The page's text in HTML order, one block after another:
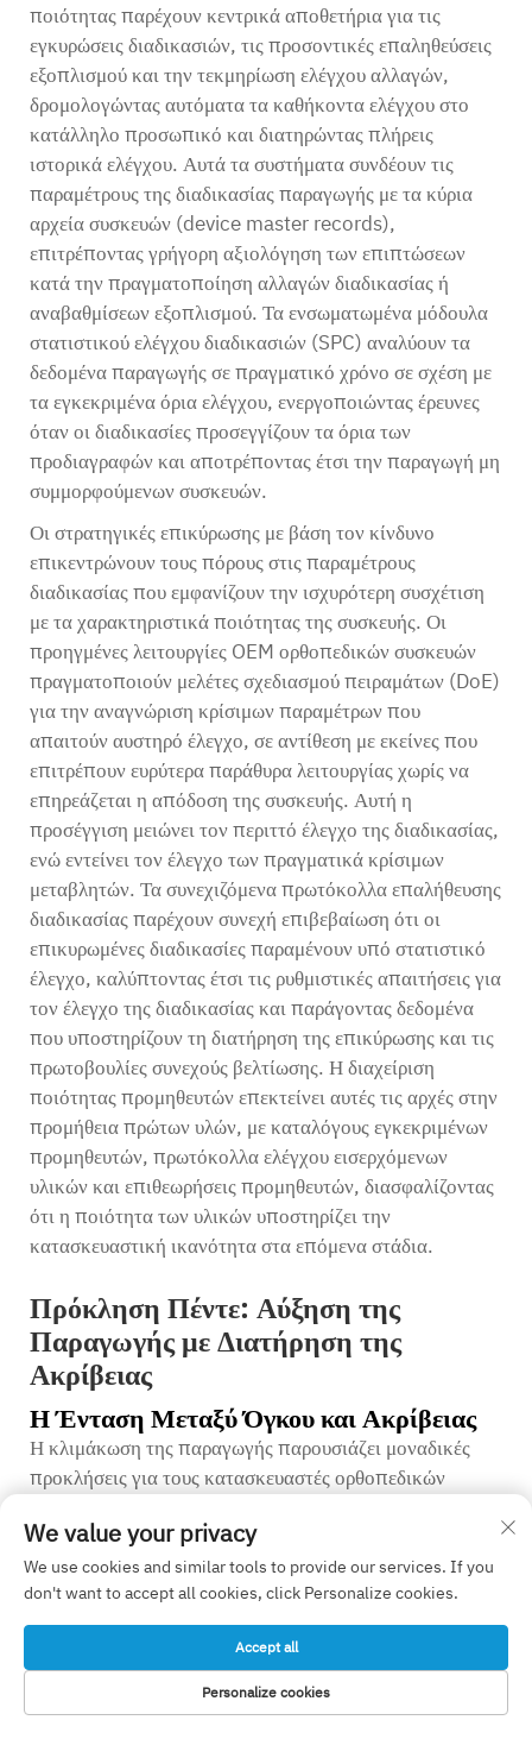
ποιότητας παρέχουν κεντρικά αποθετήρια για τις
εγκυρώσεις διαδικασιών, τις προσοντικές επαληθεύσεις
εξοπλισμού και την τεκμηρίωση ελέγχου αλλαγών,
δρομολογώντας αυτόματα τα καθήκοντα ελέγχου στο
κατάλληλο προσωπικό και διατηρώντας πλήρεις
ιστορικά ελέγχου. Αυτά τα συστήματα συνδέουν τις
παραμέτρους της διαδικασίας παραγωγής με τα κύρια
αρχεία συσκευών (device master records),
επιτρέποντας γρήγορη αξιολόγηση των επιπτώσεων
κατά την πραγματοποίηση αλλαγών διαδικασίας ή
αναβαθμίσεων εξοπλισμού. Τα ενσωματωμένα μόδουλα
στατιστικού ελέγχου διαδικασιών (SPC) αναλύουν τα
δεδομένα παραγωγής σε πραγματικό χρόνο σε σχέση με
τα εγκεκριμένα όρια ελέγχου, ενεργοποιώντας έρευνες
όταν οι διαδικασίες προσεγγίζουν τα όρια των
προδιαγραφών και αποτρέποντας έτσι την παραγωγή μη
συμμορφούμενων συσκευών.
Οι στρατηγικές επικύρωσης με βάση τον κίνδυνο
επικεντρώνουν τους πόρους στις παραμέτρους
διαδικασίας που εμφανίζουν την ισχυρότερη συσχέτιση
με τα χαρακτηριστικά ποιότητας της συσκευής. Οι
προηγμένες λειτουργίες OEM ορθοπεδικών συσκευών
πραγματοποιούν μελέτες σχεδιασμού πειραμάτων (DoE)
για την αναγνώριση κρίσιμων παραμέτρων που
απαιτούν αυστηρό έλεγχο, σε αντίθεση με εκείνες που
επιτρέπουν ευρύτερα παράθυρα λειτουργίας χωρίς να
επηρεάζεται η απόδοση της συσκευής. Αυτή η
προσέγγιση μειώνει τον περιττό έλεγχο της διαδικασίας,
ενώ εντείνει τον έλεγχο των πραγματικά κρίσιμων
μεταβλητών. Τα συνεχιζόμενα πρωτόκολλα επαλήθευσης
διαδικασίας παρέχουν συνεχή επιβεβαίωση ότι οι
επικυρωμένες διαδικασίες παραμένουν υπό στατιστικό
έλεγχο, καλύπτοντας έτσι τις ρυθμιστικές απαιτήσεις για
τον έλεγχο της διαδικασίας και παράγοντας δεδομένα
που υποστηρίζουν τη διατήρηση της επικύρωσης και τις
πρωτοβουλίες συνεχούς βελτίωσης. Η διαχείριση
ποιότητας προμηθευτών επεκτείνει αυτές τις αρχές στην
προμήθεια πρώτων υλών, με καταλόγους εγκεκριμένων
προμηθευτών, πρωτόκολλα ελέγχου εισερχόμενων
υλικών και επιθεωρήσεις προμηθευτών, διασφαλίζοντας
ότι η ποιότητα των υλικών υποστηρίζει την
κατασκευαστική ικανότητα στα επόμενα στάδια.
Πρόκληση Πέντε: Αύξηση της
Παραγωγής με Διατήρηση της
Ακρίβειας
Η Ένταση Μεταξύ Όγκου και Ακρίβειας
Η κλιμάκωση της παραγωγής παρουσιάζει μοναδικές
προκλήσεις για τους κατασκευαστές ορθοπεδικών
τις αυξανόμενες απαιτήσεις όγκου παραγωγής με τις
ανελαστικές απαιτήσεις ακρίβειας. Σε αντίθεση με τα
καταναλωτικά προϊόντα, όπου μικρές διαφορές
ποιότητας παραμένουν αποδεκτές, οι ορθοπεδικές
εμφυτεύσεις πρέπει να πληρούν ακριβώς τις ίδιες
προδιαγραφές διαστάσεων και επιφανειακής απόδοσης,
είτε παράγονται δέκα συσκευές είτε δέκα χιλιάδες
ΗΛΕΚΤΡΟΝΙΚΌ
We value your privacy
We use cookies and similar tools to provide our services. If you
don't want to accept all cookies, click Personalize cookies.
Personalize cookies
Accept all